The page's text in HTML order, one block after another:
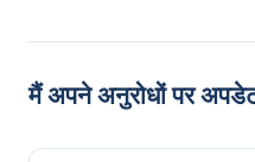
मैं अपने अनुरोधों पर